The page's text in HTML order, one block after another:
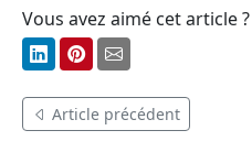
Vous avez aimé cet article
Article précédent